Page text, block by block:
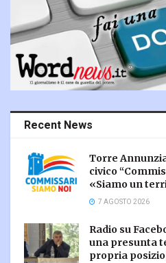
Recent News
Torre
civico
«Siamo un
7 AGOSTO 2026
Radio su
una presunta
propria